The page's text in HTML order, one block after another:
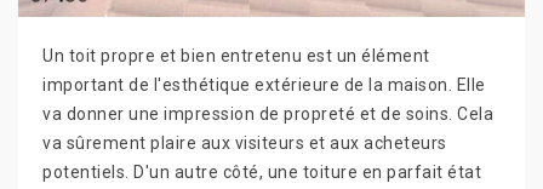
Un toit propre et bien entretenu est un élément
important de l'esthétique extérieure de la maison. Elle
va donner une impression de propreté et de soins. Cela
va sûrement plaire aux visiteurs et aux acheteurs
potentiels. D'un autre côté, une toiture en parfait état